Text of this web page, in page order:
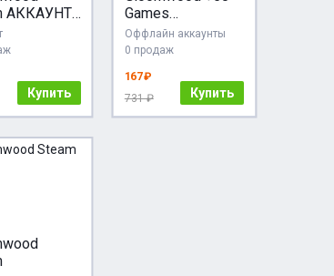
АККАУНТ
+ПОЧТА
Купить
Games
[Steam/Global]
[Cashback]
Оффлайн аккаунты
0 продаж
167 ₽
731 ₽
Купить